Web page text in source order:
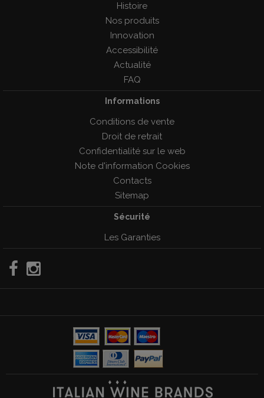
Histoire
Nos produits
Innovation
Accessibilité
Actualité
FAQ
Informations
Conditions de vente
Droit de retrait
Confidentialité sur le web
Note d'information Cookies
Contacts
Sitemap
Sécurité
Les Garanties